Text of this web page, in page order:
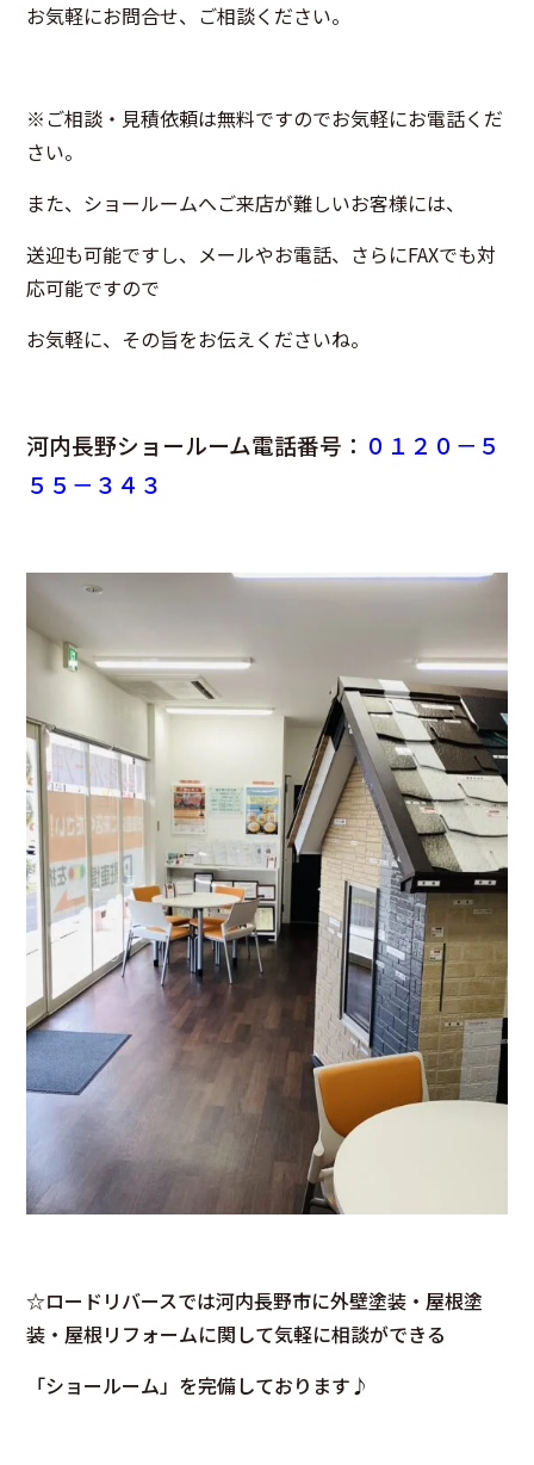
お気軽にお問合せ、ご相談ください。
※ご相談・見積依頼は無料ですのでお気軽にお電話くだ
さい。
また、ショールームへご来店が難しいお客様には、
送迎も可能ですし、メールやお電話、さらにFAXでも対
応可能ですので
お気軽に、その旨をお伝えくださいね。
河内長野ショールーム電話番号： ０１２０－５
５５－３４３
☆ロードリバースでは河内長野市に外壁塗装・屋根塗
装・屋根リフォームに関して気軽に相談ができる
「ショールーム」を完備しております♪